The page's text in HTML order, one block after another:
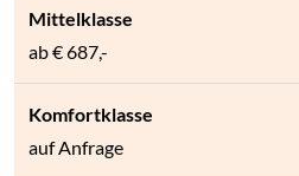
ab € 687,-
auf Anfrage